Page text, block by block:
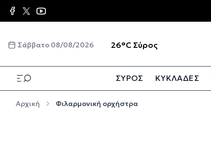
Παράκαμψη προς το κυρίως περιεχόμενο
Σάββατο 08/08/2026 26°C Σύρος
ΣΥΡΟΣ ΚΥΚΛΑΔΕΣ
Αρχική Φιλαρμονική ορχήστρα